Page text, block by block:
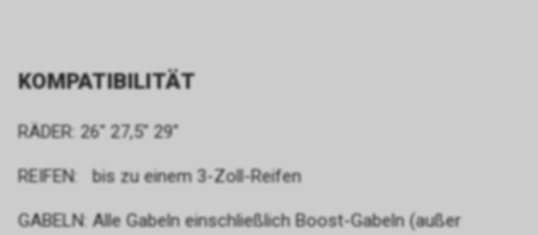
KOMPATIBILITÄT
RÄDER: 26" 27,5" 29"
REIFEN: bis zu einem 3-Zoll-Reifen
GABELN: Alle Gabeln einschließlich Boost-Gabeln (außer